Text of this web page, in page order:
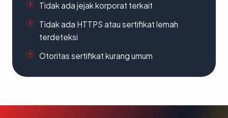
Tidak ada jejak korporat terkait
Tidak ada HTTPS atau sertifikat lemah
terdeteksi
Otoritas sertifikat kurang umum